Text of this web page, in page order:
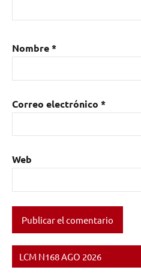
Nombre*
Correo electrónico *
Web
LCM N168 AGO 2026